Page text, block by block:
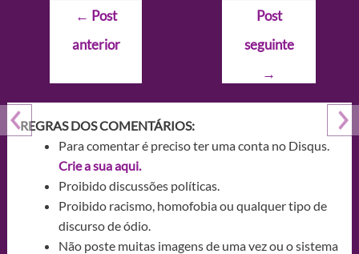
Navegação
Post
← Post
anterior
Post
seguinte
→
REGRAS DOS COMENTÁRIOS:
Para comentar é preciso ter uma conta no Disqus.
Crie a sua aqui.
Proibido discussões políticas.
Proibido racismo, homofobia ou qualquer tipo de
discurso de ódio.
Não poste muitas imagens de uma vez ou o sistema